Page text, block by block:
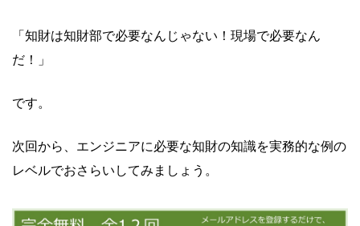
「知財は知財部で必要なんじゃない！現場で必要なん
だ！」
です。
次回から、エンジニアに必要な知財の知識を実務的な例の
レベルでおさらいしてみましょう。